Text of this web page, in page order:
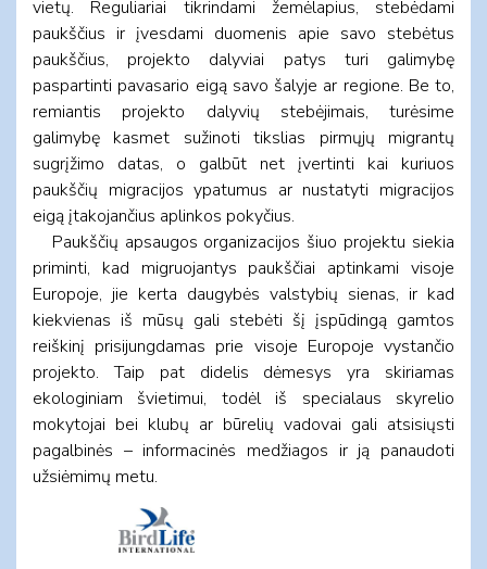
vietų. Reguliariai tikrindami žemėlapius, stebėdami
paukščius ir įvesdami duomenis apie savo stebėtus
paukščius, projekto dalyviai patys turi galimybę
paspartinti pavasario eigą savo šalyje ar regione. Be to,
remiantis projekto dalyvių stebėjimais, turėsime
galimybę kasmet sužinoti tikslias pirmųjų migrantų
sugrįžimo datas, o galbūt net įvertinti kai kuriuos
paukščių migracijos ypatumus ar nustatyti migracijos
eigą įtakojančius aplinkos pokyčius.
Paukščių apsaugos organizacijos šiuo projektu siekia
priminti, kad migruojantys paukščiai aptinkami visoje
Europoje, jie kerta daugybės valstybių sienas, ir kad
kiekvienas iš mūsų gali stebėti šį įspūdingą gamtos
reiškinį prisijungdamas prie visoje Europoje vystančio
projekto. Taip pat didelis dėmesys yra skiriamas
ekologiniam švietimui, todėl iš specialaus skyrelio
mokytojai bei klubų ar būrelių vadovai gali atsisiųsti
pagalbinės – informacinės medžiagos ir ją panaudoti
užsiėmimų metu.